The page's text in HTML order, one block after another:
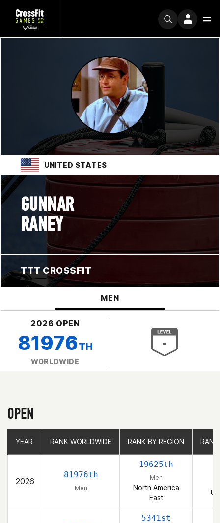
UNITED STATES
GUNNAR
RANEY
TTT CROSSFIT
MEN
2026 OPEN
81976TH
WORLDWIDE
OPEN
YEAR RANK WORLDWIDE RANK BY REGION
2026
81976th
Men
19625th
Men
North America
East
5341st
YEAR RANK WORLDWIDE RANK BY REGION